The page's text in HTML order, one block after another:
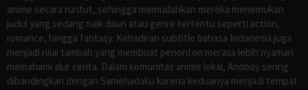
anime secara runtut, sehingga memudahkan mereka menemukan
judul yang sedang naik daun atau genre tertentu seperti action,
romance, hingga fantasy. Kehadiran subtitle bahasa Indonesia juga
menjadi nilai tambah yang membuat penonton merasa lebih nyaman
memahami alur cerita. Dalam komunitas anime lokal, Anoboy sering
dibandingkan dengan Samehadaku karena keduanya menjadi tempat